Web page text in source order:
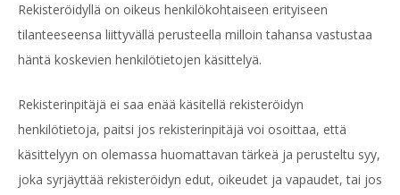
Rekisteröidyllä on oikeus henkilökohtaiseen erityiseen
tilanteeseensa liittyvällä perusteella milloin tahansa vastustaa
häntä koskevien henkilötietojen käsittelyä.
Rekisterinpitäjä ei saa enää käsitellä rekisteröidyn
henkilötietoja, paitsi jos rekisterinpitäjä voi osoittaa, että
käsittelyyn on olemassa huomattavan tärkeä ja perusteltu syy,
joka syrjäyttää rekisteröidyn edut, oikeudet ja vapaudet, tai jos